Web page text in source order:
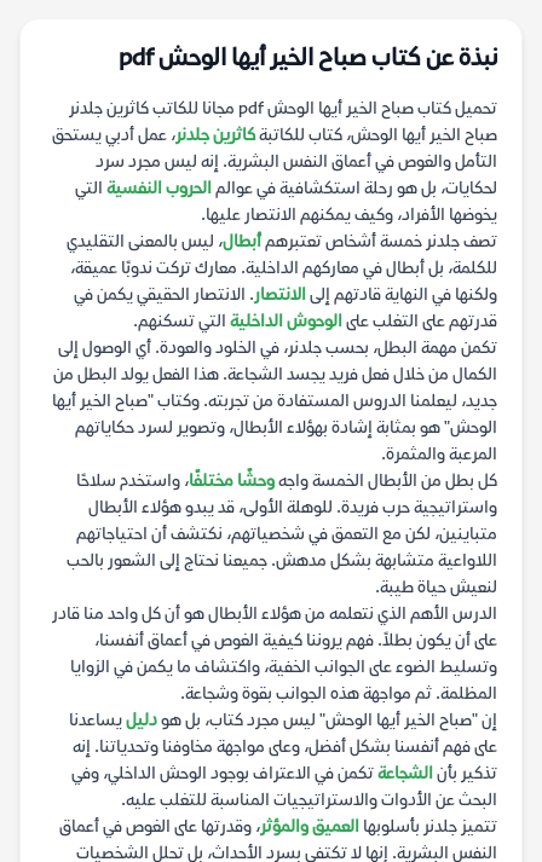
نبذة عن كتاب صباح الخير أيها الوحش pdf
تحميل كتاب صباح الخير أيها الوحش pdf مجانا للكاتب كاثرين جلدنر
صباح الخير أيها الوحش، كتاب للكاتبةكاثرين جلدنر، عمل أدبي يستحق
التأمل والغوص في أعماق النفس البشرية. إنه ليس مجرد سرد
لحكايات، بل هو رحلة استكشافية في عوالمالحروب النفسية التي
يخوضها الأفراد، وكيف يمكنهم الانتصار عليها.
تصف جلدنر خمسة أشخاص تعتبرهمأبطال، ليس بالمعنى التقليدي
للكلمة، بل أبطال في معاركهم الداخلية. معارك تركت ندوبًا عميقة،
ولكنها في النهاية قادتهم إلىالانتصار. الانتصار الحقيقي يكمن في
قدرتهم على التغلب علىالوحوش الداخلية التي تسكنهم.
تكمن مهمة البطل، بحسب جلدنر، في الخلود والعودة. أي الوصول إلى
الكمال من خلال فعل فريد يجسد الشجاعة. هذا الفعل يولد البطل من
جديد، ليعلمنا الدروس المستفادة من تجربته. وكتاب "صباح الخير أيها
الوحش" هو بمثابة إشادة بهؤلاء الأبطال، وتصوير لسرد حكاياتهم
المرعبة والمثمرة.
كل بطل من الأبطال الخمسة واجهوحشًا مختلفًا، واستخدم سلاحًا
واستراتيجية حرب فريدة. للوهلة الأولى، قد يبدو هؤلاء الأبطال
متباينين، لكن مع التعمق في شخصياتهم، نكتشف أن احتياجاتهم
اللاواعية متشابهة بشكل مدهش. جميعنا نحتاج إلى الشعور بالحب
لنعيش حياة طيبة.
الدرس الأهم الذي نتعلمه من هؤلاء الأبطال هو أن كل واحد منا قادر
على أن يكون بطلاً. فهم يروننا كيفية الغوص في أعماق أنفسنا،
وتسليط الضوء على الجوانب الخفية، واكتشاف ما يكمن في الزوايا
المظلمة. ثم مواجهة هذه الجوانب بقوة وشجاعة.
إن "صباح الخير أيها الوحش" ليس مجرد كتاب، بل هودليليساعدنا
على فهم أنفسنا بشكل أفضل، وعلى مواجهة مخاوفنا وتحدياتنا. إنه
تذكير بأنالشجاعةتكمن في الاعتراف بوجود الوحش الداخلي، وفي
البحث عن الأدوات والاستراتيجيات المناسبة للتغلب عليه.
تتميز جلدنر بأسلوبها العميق والمؤثر، وقدرتها على الغوص في أعماق
النفس البشرية. إنها لا تكتفي بسرد الأحداث، بل تحلل الشخصيات